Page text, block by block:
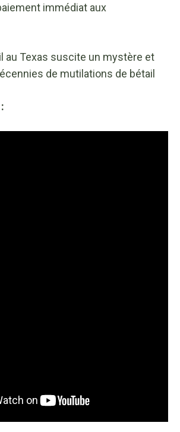
immédiat aux
au Texas suscite un mystère et
de mutilations de bétail